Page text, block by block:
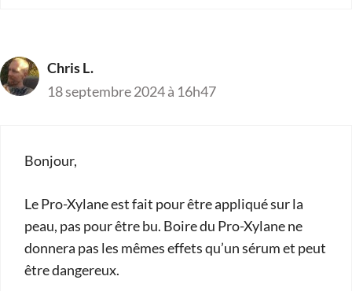
Chris L.
18 septembre 2024 à 16h47
Bonjour,
Le Pro-Xylane est fait pour être appliqué sur la
peau, pas pour être bu. Boire du Pro-Xylane ne
donnera pas les mêmes effets qu’un sérum et peut
être dangereux.